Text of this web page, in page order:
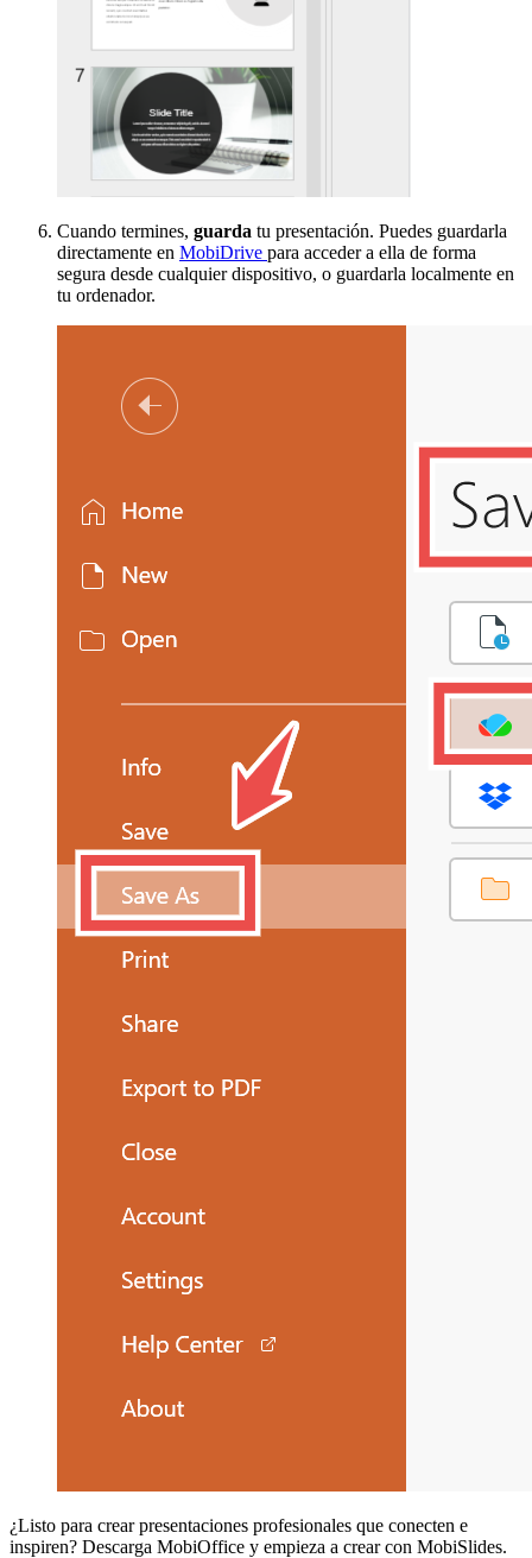
Cuando termines, guarda tu presentación. Puedes guardarla
directamente en MobiDrive para acceder a ella de forma
segura desde cualquier dispositivo, o guardarla localmente en
tu ordenador.
¿Listo para crear presentaciones profesionales que conecten e
inspiren? Descarga MobiOffice y empieza a crear con MobiSlides.